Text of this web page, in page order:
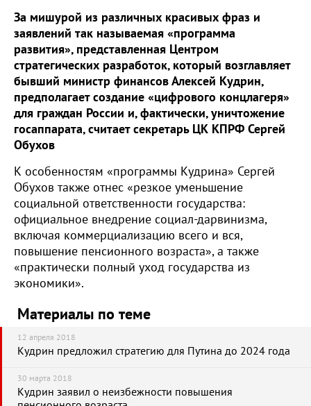
За мишурой из различных красивых фраз и
заявлений так называемая «программа
развития», представленная Центром
стратегических разработок, который возглавляет
бывший министр финансов Алексей Кудрин,
предполагает создание «цифрового концлагеря»
для граждан России и, фактически, уничтожение
госаппарата, считает секретарь ЦК КПРФ Сергей
Обухов
К особенностям «программы Кудрина» Сергей
Обухов также отнес «резкое уменьшение
социальной ответственности государства:
официальное внедрение социал-дарвинизма,
включая коммерциализацию всего и вся,
повышение пенсионного возраста», а также
«практически полный уход государства из
экономики».
Материалы по теме
12 апреля 2018
Кудрин предложил стратегию для Путина до 2024 года
30 марта 2018
Кудрин заявил о неизбежности повышения